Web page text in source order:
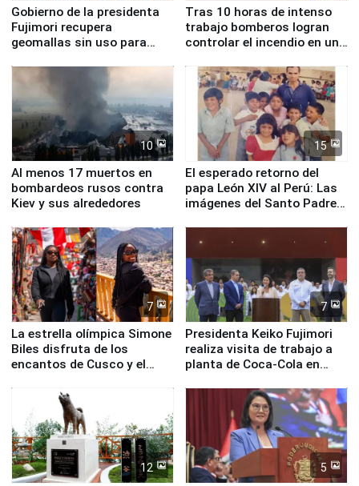
Gobierno de la presidenta
Fujimori recupera
geomallas sin uso para
Fenómeno El Niño
Tras 10 horas de intenso
trabajo bomberos logran
controlar el incendio en una
de Chile
10
Al menos 17 muertos en
bombardeos rusos contra
Kiev y sus alrededores
15
El esperado retorno del
papa León XIV al Perú: Las
imágenes del Santo Padre
7
La estrella olímpica Simone
Biles disfruta de los
encantos de Cusco y el
7
Presidenta Keiko Fujimori
realiza visita de trabajo a
planta de Coca-Cola en
12 5